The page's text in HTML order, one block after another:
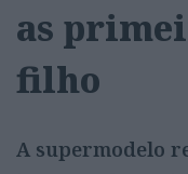
as
filho
A supermodelo